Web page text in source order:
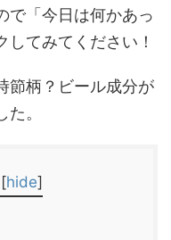
で「今日は何かあっ
てみてください！
節柄？ビール成分が
。
[hide]